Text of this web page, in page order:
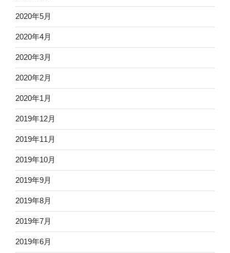
2020年5月
2020年4月
2020年3月
2020年2月
2020年1月
2019年12月
2019年11月
2019年10月
2019年9月
2019年8月
2019年7月
2019年6月